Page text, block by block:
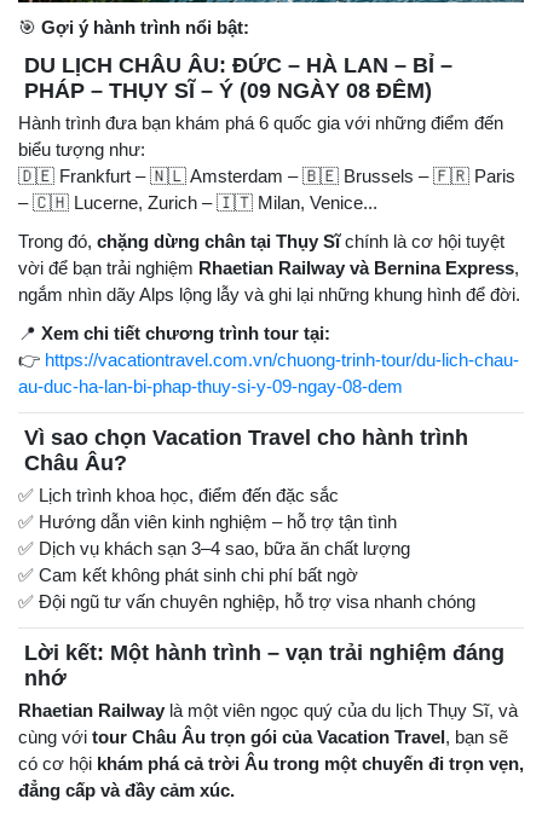
🎯 Gợi ý hành trình nổi bật:
DU LỊCH CHÂU ÂU: ĐỨC – HÀ LAN – BỈ –
PHÁP – THỤY SĨ – Ý (09 NGÀY 08 ĐÊM)
Hành trình đưa bạn khám phá 6 quốc gia với những điểm đến
biểu tượng như:
🇩🇪 Frankfurt – 🇳🇱 Amsterdam – 🇧🇪 Brussels – 🇫🇷 Paris
– 🇨🇭 Lucerne, Zurich – 🇮🇹 Milan, Venice...
Trong đó, chặng dừng chân tại Thụy Sĩchính là cơ hội tuyệt
vời để bạn trải nghiệm Rhaetian Railway và Bernina Express,
ngắm nhìn dãy Alps lộng lẫy và ghi lại những khung hình để đời.
📍 Xem chi tiết chương trình tour tại:
👉 https://vacationtravel.com.vn/chuong-trinh-tour/du-lich-chau-
au-duc-ha-lan-bi-phap-thuy-si-y-09-ngay-08-dem
Vì sao chọn Vacation Travel cho hành trình
Châu Âu?
✅ Lịch trình khoa học, điểm đến đặc sắc
✅ Hướng dẫn viên kinh nghiệm – hỗ trợ tận tình
✅ Dịch vụ khách sạn 3–4 sao, bữa ăn chất lượng
✅ Cam kết không phát sinh chi phí bất ngờ
✅ Đội ngũ tư vấn chuyên nghiệp, hỗ trợ visa nhanh chóng
Lời kết: Một hành trình – vạn trải nghiệm đáng
nhớ
Rhaetian Railway là một viên ngọc quý của du lịch Thụy Sĩ, và
cùng với tour Châu Âu trọn gói của Vacation Travel, bạn sẽ
có cơ hội khám phá cả trời Âu trong một chuyến đi trọn vẹn,
đẳng cấp và đầy cảm xúc.